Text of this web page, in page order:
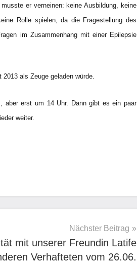
er verneinen: keine Ausbildung, keine
Rolle spielen, da die Fragestellung des
im Zusammenhang mit einer Epilepsie
als Zeuge geladen würde.
aber erst um 14 Uhr. Dann gibt es ein paar
weiter.
Nächster Beitrag
mit unserer Freundin Latife
Verhafteten vom 26.06.